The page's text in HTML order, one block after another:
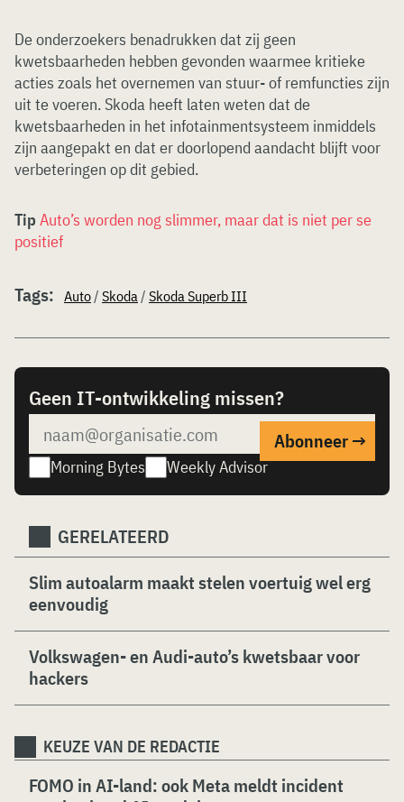
De onderzoekers benadrukken dat zij geen
kwetsbaarheden hebben gevonden waarmee kritieke
acties zoals het overnemen van stuur- of remfuncties zijn
uit te voeren. Skoda heeft laten weten dat de
kwetsbaarheden in het infotainmentsysteem inmiddels
zijn aangepakt en dat er doorlopend aandacht blijft voor
verbeteringen op dit gebied.
Tip Auto’s worden nog slimmer, maar dat is niet per se
positief
Tags: Auto/ Skoda/ Skoda Superb III
Geen IT-ontwikkeling missen?
Morning Bytes Weekly Advisor
GERELATEERD
Slim autoalarm maakt stelen voertuig wel erg
eenvoudig
Volkswagen- en Audi-auto’s kwetsbaar voor
hackers
KEUZE VAN DE REDACTIE
FOMO in AI-land: ook Meta meldt incident